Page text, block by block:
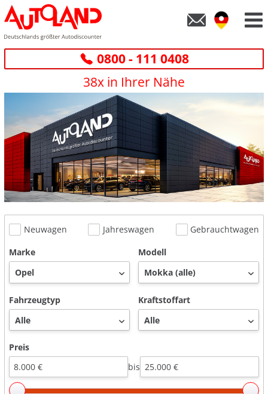
0800 - 111 0408
38x in Ihrer Nähe
Neuwagen Jahreswagen
Gebrauchtwagen
Marke
Modell
Fahrzeugtyp Kraftstoffart
Preis
bis